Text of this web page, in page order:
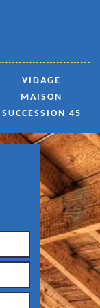
VIDAGE
MAISON
SUCCESSION 45